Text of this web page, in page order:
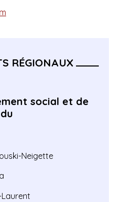
RÉGIONAUX
social et de
Neigette
Laurent